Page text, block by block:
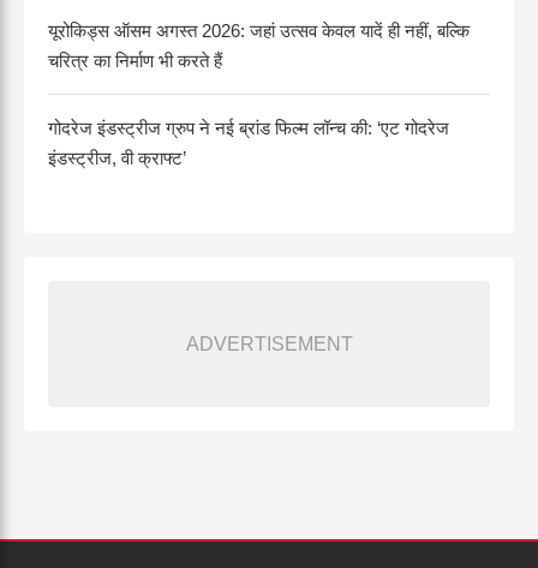
यूरोकिड्स ऑसम अगस्त 2026: जहां उत्सव केवल यादें ही नहीं, बल्कि
चरित्र का निर्माण भी करते हैं
गोदरेज इंडस्ट्रीज ग्रुप ने नई ब्रांड फिल्म लॉन्च की: ‘एट गोदरेज
इंडस्ट्रीज, वी क्राफ्ट’
ADVERTISEMENT